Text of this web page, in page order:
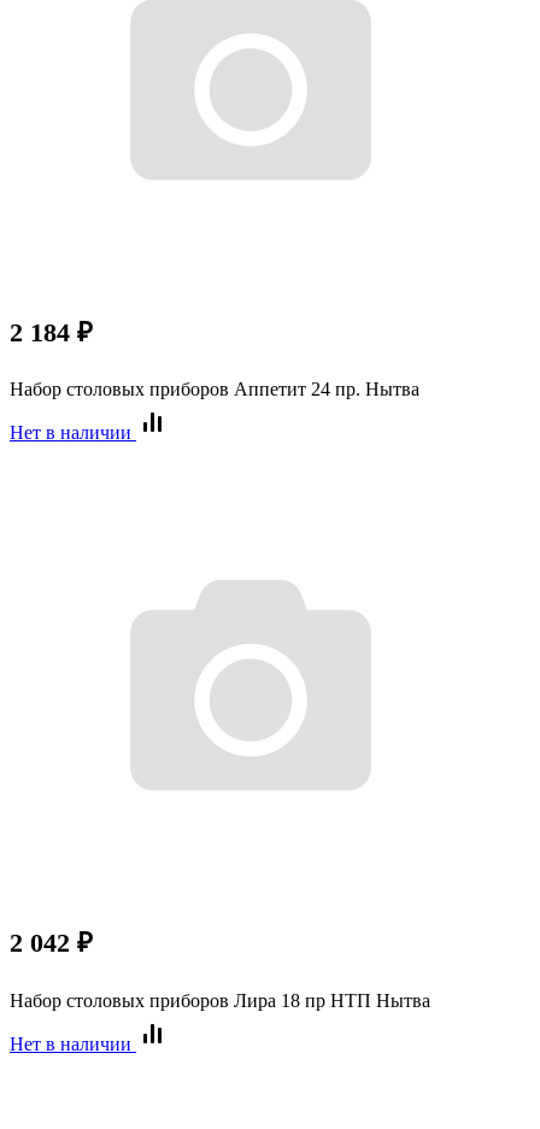
2 184 ₽
Набор столовых приборов Аппетит 24 пр. Нытва
Нет в наличии
2 042 ₽
Набор столовых приборов Лира 18 пр НТП Нытва
Нет в наличии